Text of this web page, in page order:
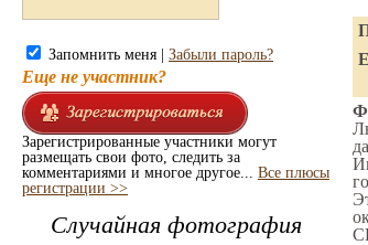
Запомнить меня | Забыли пароль?
Еще не участник?
Зарегистрированные участники могут
размещать свои фото, следить за
комментариями и многое другое... Все плюсы
регистрации >>
Случайная фотография